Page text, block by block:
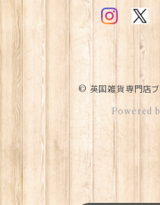
© 英国雑貨専門店ブ
Powered